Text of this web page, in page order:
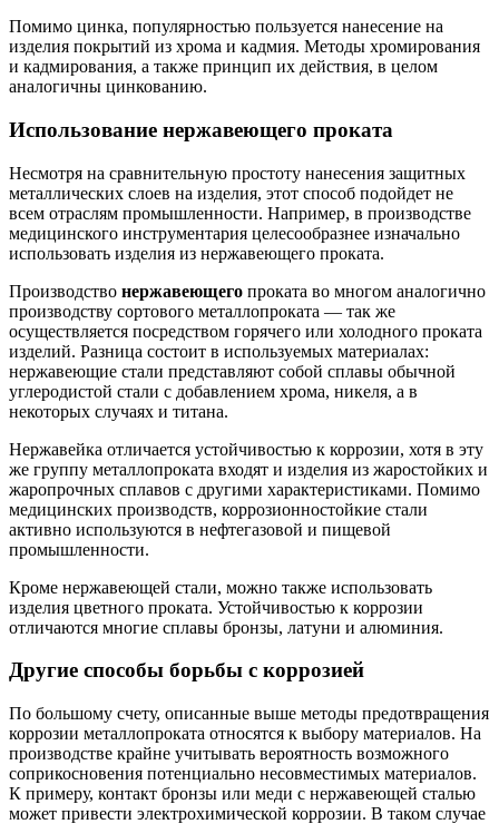
Помимо цинка, популярностью пользуется нанесение на
изделия покрытий из хрома и кадмия. Методы хромирования
и кадмирования, а также принцип их действия, в целом
аналогичны цинкованию.
Использование нержавеющего проката
Несмотря на сравнительную простоту нанесения защитных
металлических слоев на изделия, этот способ подойдет не
всем отраслям промышленности. Например, в производстве
медицинского инструментария целесообразнее изначально
использовать изделия из нержавеющего проката.
Производство нержавеющего проката во многом аналогично
производству сортового металлопроката — так же
осуществляется посредством горячего или холодного проката
изделий. Разница состоит в используемых материалах:
нержавеющие стали представляют собой сплавы обычной
углеродистой стали с добавлением хрома, никеля, а в
некоторых случаях и титана.
Нержавейка отличается устойчивостью к коррозии, хотя в эту
же группу металлопроката входят и изделия из жаростойких и
жаропрочных сплавов с другими характеристиками. Помимо
медицинских производств, коррозионностойкие стали
активно используются в нефтегазовой и пищевой
промышленности.
Кроме нержавеющей стали, можно также использовать
изделия цветного проката. Устойчивостью к коррозии
отличаются многие сплавы бронзы, латуни и алюминия.
Другие способы борьбы с коррозией
По большому счету, описанные выше методы предотвращения
коррозии металлопроката относятся к выбору материалов. На
производстве крайне учитывать вероятность возможного
соприкосновения потенциально несовместимых материалов.
К примеру, контакт бронзы или меди с нержавеющей сталью
может привести электрохимической коррозии. В таком случае